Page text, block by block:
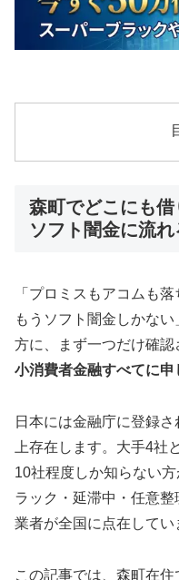
森町でどこにも
ソフト闇金に流
「プロミスもアコムも
もうソフト闇金しかな
方に、まず一つだけ確
小消費者金融すべてに申
日本には金融庁に登録
上存在します。大手4社
10社程度しか知らない
ラック・延滞中・任意
業者が全国に点在してい
この記事では、森町在住